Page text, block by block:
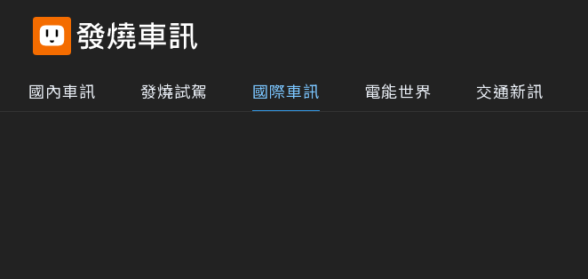
國內車訊 發燒試駕 國際車訊 電能世界 交通新訊